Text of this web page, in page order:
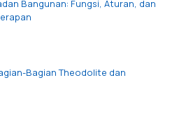
Bangunan: Fungsi, Aturan, dan
Bagian Theodolite dan